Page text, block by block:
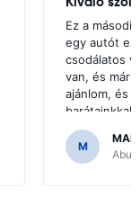
Ez a
egy autót
csodálatos
van, és már
ajánlom, és
barátainkkal
hogy
M
Abu